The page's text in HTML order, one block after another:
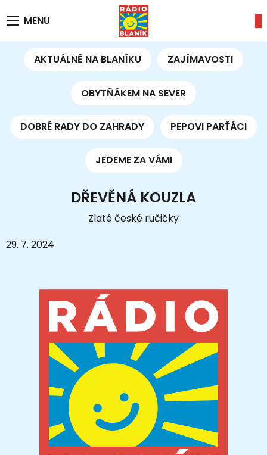
MENU
AKTUÁLNĚ NA BLANÍKU ZAJÍMAVOSTI
OBYTŇÁKEM NA SEVER
DOBRÉ RADY DO ZAHRADY PEPOVI PARŤÁCI
JEDEME ZA VÁMI
DŘEVĚNÁ KOUZLA
Zlaté české ručičky
29. 7. 2024